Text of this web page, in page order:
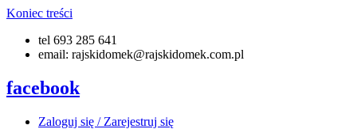
Koniec treści
tel 693 285 641
email: rajskidomek@rajskidomek.com.pl
facebook
Zaloguj się / Zarejestruj się